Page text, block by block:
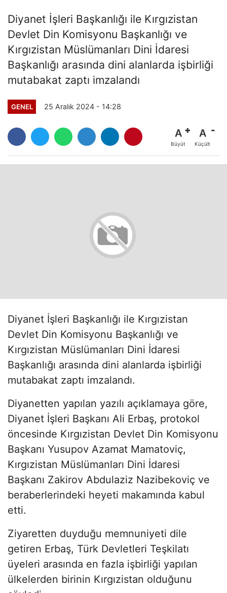
Diyanet İşleri Başkanlığı ile Kırgızistan
Devlet Din Komisyonu Başkanlığı ve
Kırgızistan Müslümanları Dini İdaresi
Başkanlığı arasında dini alanlarda işbirliği
mutabakat zaptı imzalandı
GENEL 25 Aralık 2024 - 14:28
A
Büyüt
A
Küçült
Diyanet İşleri Başkanlığı ile Kırgızistan
Devlet Din Komisyonu Başkanlığı ve
Kırgızistan Müslümanları Dini İdaresi
Başkanlığı arasında dini alanlarda işbirliği
mutabakat zaptı imzalandı.
Diyanetten yapılan yazılı açıklamaya göre,
Diyanet İşleri Başkanı Ali Erbaş, protokol
öncesinde Kırgızistan Devlet Din Komisyonu
Başkanı Yusupov Azamat Mamatoviç,
Kırgızistan Müslümanları Dini İdaresi
Başkanı Zakirov Abdulaziz Nazibekoviç ve
beraberlerindeki heyeti makamında kabul
etti.
Ziyaretten duyduğu memnuniyeti dile
getiren Erbaş, Türk Devletleri Teşkilatı
üyeleri arasında en fazla işbirliği yapılan
ülkelerden birinin Kırgızistan olduğunu